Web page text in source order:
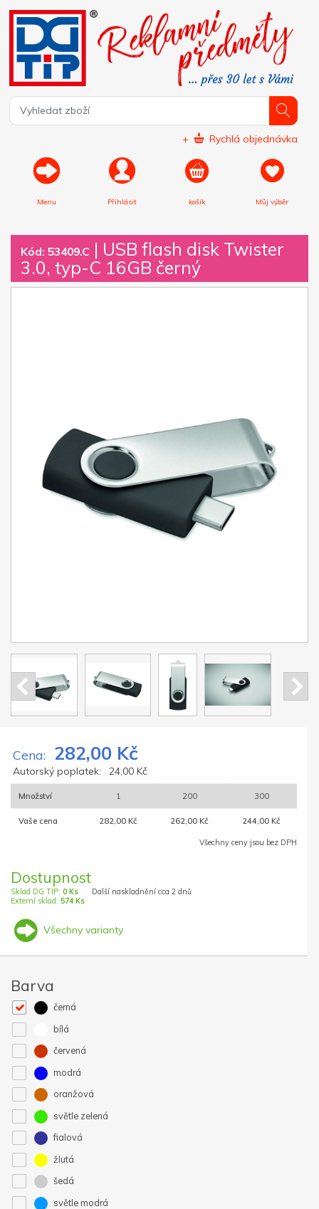
+ Rychlá objednávka
Menu Přihlásit košík Můj výběr
Kód: 53409.C | USB flash disk Twister
3.0, typ-C 16GB černý
Cena: 282,00 Kč
Autorský poplatek: 24,00 Kč
Množství 1 200 300
Vaše cena 282,00 Kč 262,00 Kč 244,00 Kč
Všechny ceny jsou bez DPH
Dostupnost
Sklad DG TIP: 0 Ks
Externí sklad: 574 Ks
Další naskladnění cca 2 dnů
Všechny varianty
Barva
černá
bílá
červená
modrá
oranžová
světle zelená
fialová
žlutá
šedá
světle modrá